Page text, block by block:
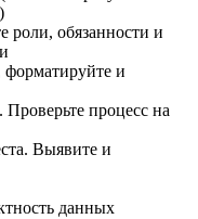
роли, обязанности и
форматируйте и
процесс на
Выявите и
данных